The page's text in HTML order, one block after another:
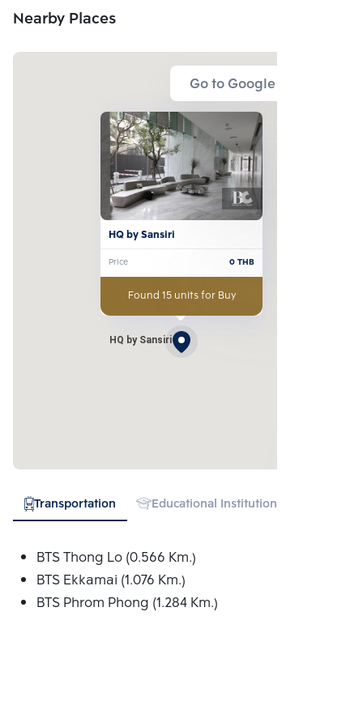
Nearby Places
Go to Google Map
HQ by Sansiri
HQ by Sansiri
Price 0THB
Found 15 units for Buy
Transportation Educational Institution
BTS Thong Lo (0.566 Km.)
BTS Ekkamai (1.076 Km.)
BTS Phrom Phong (1.284 Km.)